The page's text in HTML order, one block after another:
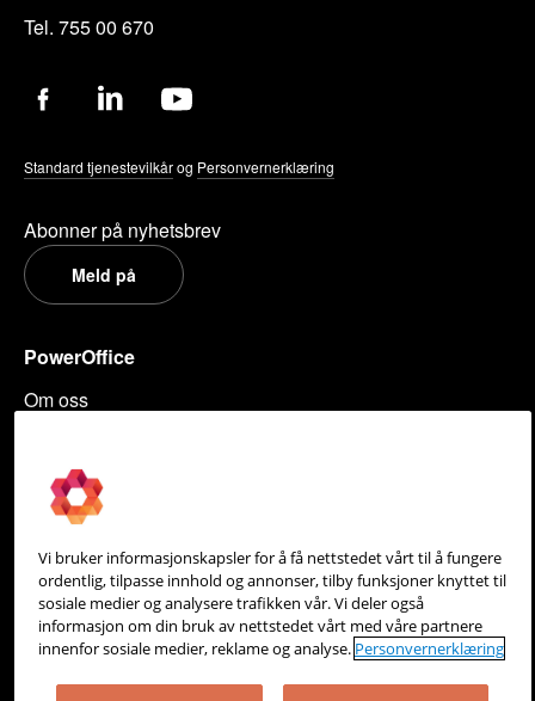
Tel. 755 00 670
Standard tjenestevilkårog Personvernerklæring
Abonner på nyhetsbrev
Meld på
PowerOffice
Om oss
Integrasjoner
Hjelpesenter
Kontakt oss
Personvern
Informasjonskapsler
Vi bruker informasjonskapsler for å få nettstedet vårt til å fungere
ordentlig, tilpasse innhold og annonser, tilby funksjoner knyttet til
sosiale medier og analysere trafikken vår. Vi deler også
informasjon om din bruk av nettstedet vårt med våre partnere
innenfor sosiale medier, reklame og analyse. Personvernerklæring